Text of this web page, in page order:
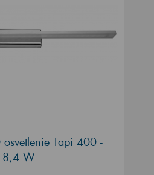
osvetlenie Tapi 400 -
8,4 W